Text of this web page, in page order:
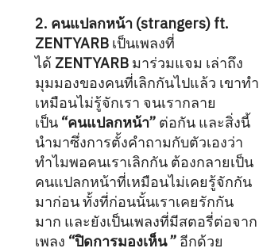
2. คนแปลกหน้า (strangers) ft.
ZENTYARBเป็นเพลงที่
ได้ ZENTYARBมาร่วมแจม เล่าถึง
มุมมองของคนที่เลิกกันไปแล้ว เขาทำ
เหมือนไม่รู้จักเรา จนเรากลาย
เป็น “คนแปลกหน้า”ต่อกัน และสิ่งนี้
นำมาซึ่งการตั้งคำถามกับตัวเองว่า
ทำไมพอคนเราเลิกกัน ต้องกลายเป็น
คนแปลกหน้าที่เหมือนไม่เคยรู้จักกัน
มาก่อน ทั้งที่ก่อนนั้นเราเคยรักกัน
มาก และยังเป็นเพลงที่มีสตอรี่ต่อจาก
เพลง “ปิดการมองเห็น ”อีกด้วย